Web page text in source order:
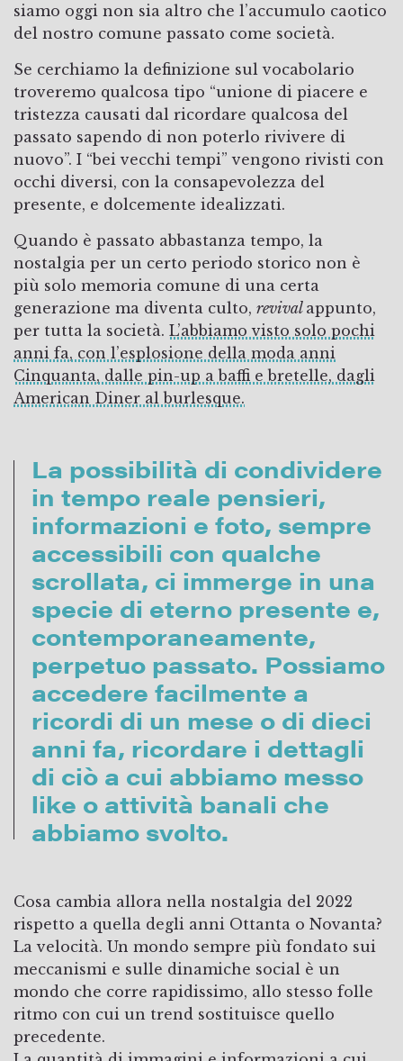
siamo oggi non sia altro che l’accumulo caotico
del nostro comune passato come società.
Se cerchiamo la definizione sul vocabolario
troveremo qualcosa tipo “unione di piacere e
tristezza causati dal ricordare qualcosa del
passato sapendo di non poterlo rivivere di
nuovo”. I “bei vecchi tempi” vengono rivisti con
occhi diversi, con la consapevolezza del
presente, e dolcemente idealizzati.
Quando è passato abbastanza tempo, la
nostalgia per un certo periodo storico non è
più solo memoria comune di una certa
generazione ma diventa culto, revival appunto,
per tutta la società. L’abbiamo visto solo pochi
anni fa, con l’esplosione della moda anni
Cinquanta, dalle pin-up a baffi e bretelle, dagli
American Diner al burlesque.
La possibilità di condividere
in tempo reale pensieri,
informazioni e foto, sempre
accessibili con qualche
scrollata, ci immerge in una
specie di eterno presente e,
contemporaneamente,
perpetuo passato. Possiamo
accedere facilmente a
ricordi di un mese o di dieci
anni fa, ricordare i dettagli
di ciò a cui abbiamo messo
like o attività banali che
abbiamo svolto.
Cosa cambia allora nella nostalgia del 2022
rispetto a quella degli anni Ottanta o Novanta?
La velocità. Un mondo sempre più fondato sui
meccanismi e sulle dinamiche social è un
mondo che corre rapidissimo, allo stesso folle
ritmo con cui un trend sostituisce quello
precedente.